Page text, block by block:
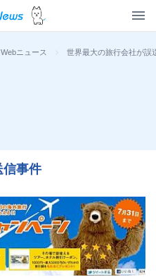
Webニュース > 世界最大の旅行会社が誤
事件